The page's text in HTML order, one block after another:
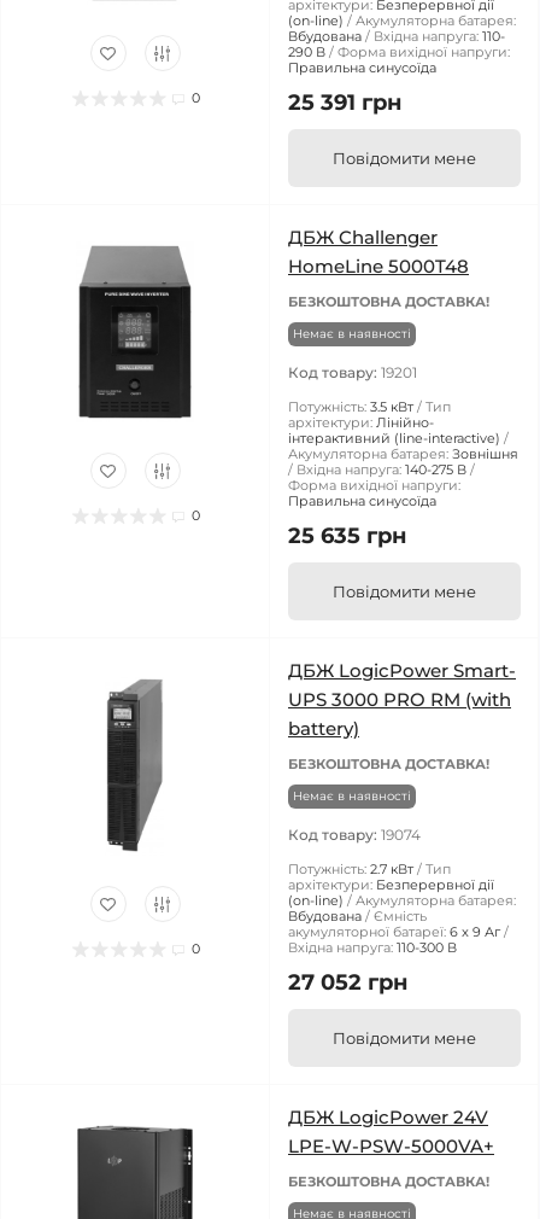
0
архітектури: Безперервної дії
(on-line)
Акумуляторна батарея:
Вбудована
Вхідна напруга: 110-
290 В
Форма вихідної напруги:
Правильна синусоїда
25 391 грн
Повідомити мене
0
ДБЖ Challenger
HomeLine 5000T48
БЕЗКОШТОВНА ДОСТАВКА!
Немає в наявності
Код товару: 19201
Потужність: 3.5 кВт
Тип
архітектури: Лінійно-
інтерактивний (line-interactive)
Акумуляторна батарея: Зовнішня
Вхідна напруга: 140-275 В
Форма вихідної напруги:
Правильна синусоїда
25 635 грн
Повідомити мене
0
ДБЖ LogicPower Smart-
UPS 3000 PRO RM (with
battery)
БЕЗКОШТОВНА ДОСТАВКА!
Немає в наявності
Код товару: 19074
Потужність: 2.7 кВт
Тип
архітектури: Безперервної дії
(on-line)
Акумуляторна батарея:
Вбудована
Ємність
акумуляторної батареї: 6 x 9 Аг
Вхідна напруга: 110-300 В
27 052 грн
Повідомити мене
ДБЖ LogicPower 24V
LPE-W-PSW-5000VA+
БЕЗКОШТОВНА ДОСТАВКА!
Немає в наявності